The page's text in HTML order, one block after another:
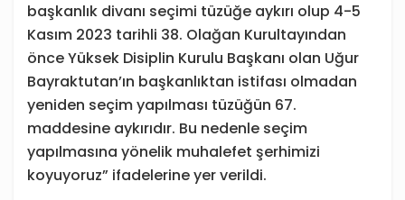
başkanlık divanı seçimi tüzüğe aykırı olup 4-5
Kasım 2023 tarihli 38. Olağan Kurultayından
önce Yüksek Disiplin Kurulu Başkanı olan Uğur
Bayraktutan’ın başkanlıktan istifası olmadan
yeniden seçim yapılması tüzüğün 67.
maddesine aykırıdır. Bu nedenle seçim
yapılmasına yönelik muhalefet şerhimizi
koyuyoruz” ifadelerine yer verildi.